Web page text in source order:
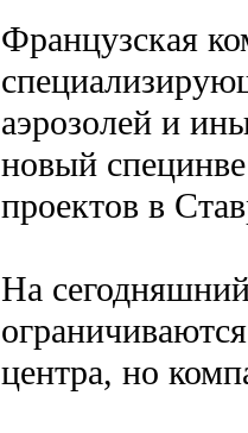
Французская
аэрозолей и
новый
проектов в
На
центра, но